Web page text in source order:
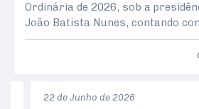
Ordinária de 2026, sob a
João Batista Nunes, contando
todos os parlamentares. Dando
reunião, foi aprovado o seguinte
PROIBIDO a execução de
22 de Junho de 2026